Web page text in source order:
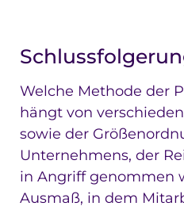
Welche Methode der
hängt von
sowie der
Unternehmens, der
in Angriff genommen
Ausmaß, in dem